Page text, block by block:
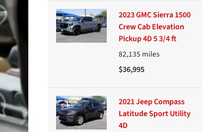
2023 GMC Sierra 1500
Crew Cab Elevation
Pickup 4D 5 3/4 ft
82,135 miles
$36,995
2021 Jeep Compass
Latitude Sport Utility
4D